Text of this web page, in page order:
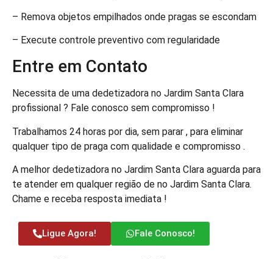
– Remova objetos empilhados onde pragas se escondam
– Execute controle preventivo com regularidade
Entre em Contato
Necessita de uma dedetizadora no Jardim Santa Clara
profissional ? Fale conosco sem compromisso !
Trabalhamos 24 horas por dia, sem parar , para eliminar
qualquer tipo de praga com qualidade e compromisso .
A melhor dedetizadora no Jardim Santa Clara aguarda para
te atender em qualquer região de no Jardim Santa Clara.
Chame e receba resposta imediata !
Ligue Agora! Fale Conosco!